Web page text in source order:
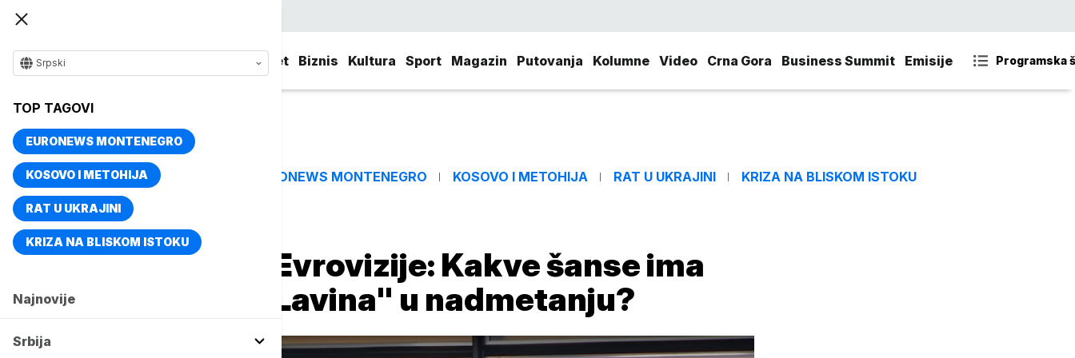
Svet Biznis Kultura Sport Magazin Putovanja Kolumne Video Crna Gora Business Summit Emisije Programska
Srpski
TOP TAGOVI
EURONEWS MONTENEGRO
KOSOVO I METOHIJA
RAT U UKRAJINI
KRIZA NA BLISKOM ISTOKU
Najnovije
Srbija
TOP TAGOVI EURONEWS MONTENEGRO KOSOVO I METOHIJA RAT U UKRAJINI KRIZA NA BLISKOM ISTOKU
Naslovna Kultura
Večeras finale Evrovizije: Kakve šanse ima
srpska grupa "Lavina" u nadmetanju?